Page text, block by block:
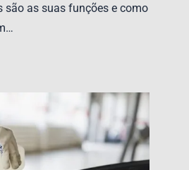
são as suas funções e como